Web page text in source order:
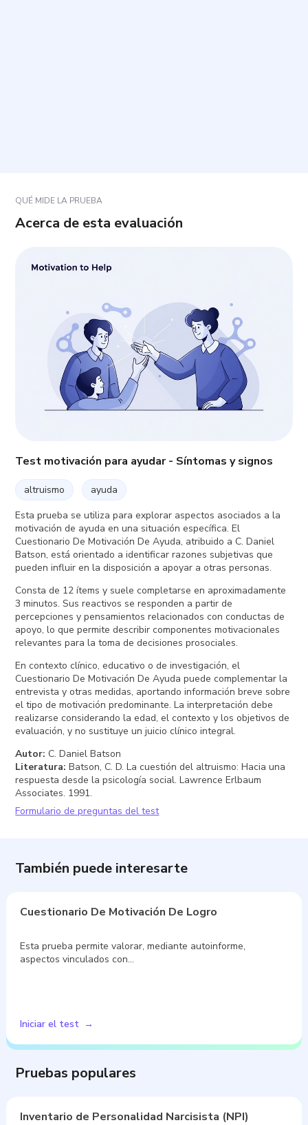
QUÉ MIDE LA PRUEBA
Acerca de esta evaluación
Test motivación para ayudar - Síntomas y signos
altruismo
ayuda
Esta prueba se utiliza para explorar aspectos asociados a la
motivación de ayuda en una situación específica. El
Cuestionario De Motivación De Ayuda, atribuido a C. Daniel
Batson, está orientado a identificar razones subjetivas que
pueden influir en la disposición a apoyar a otras personas.
Consta de 12 ítems y suele completarse en aproximadamente
3 minutos. Sus reactivos se responden a partir de
percepciones y pensamientos relacionados con conductas de
apoyo, lo que permite describir componentes motivacionales
relevantes para la toma de decisiones prosociales.
En contexto clínico, educativo o de investigación, el
Cuestionario De Motivación De Ayuda puede complementar la
entrevista y otras medidas, aportando información breve sobre
el tipo de motivación predominante. La interpretación debe
realizarse considerando la edad, el contexto y los objetivos de
evaluación, y no sustituye un juicio clínico integral.
Autor: C. Daniel Batson
Literatura: Batson, C. D. La cuestión del altruismo: Hacia una
respuesta desde la psicología social. Lawrence Erlbaum
Associates. 1991.
Formulario de preguntas del test
También puede interesarte
Cuestionario De Motivación De Logro
Esta prueba permite valorar, mediante autoinforme,
aspectos vinculados con…
Iniciar el test
Pruebas populares
Inventario de Personalidad Narcisista (NPI)